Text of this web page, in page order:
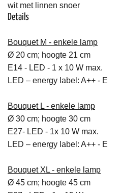
wit met linnen snoer
Details
Bouquet M - enkele lamp
Ø 20 cm; hoogte 21 cm
E14 - LED - 1 x 10 W max.
LED – energy label: A++ - E
Bouquet L - enkele lamp
Ø 30 cm; hoogte 30 cm
E27- LED - 1x 10 W max.
LED – energy label: A++ - E
Bouquet XL - enkele lamp
Ø 45 cm; hoogte 45 cm